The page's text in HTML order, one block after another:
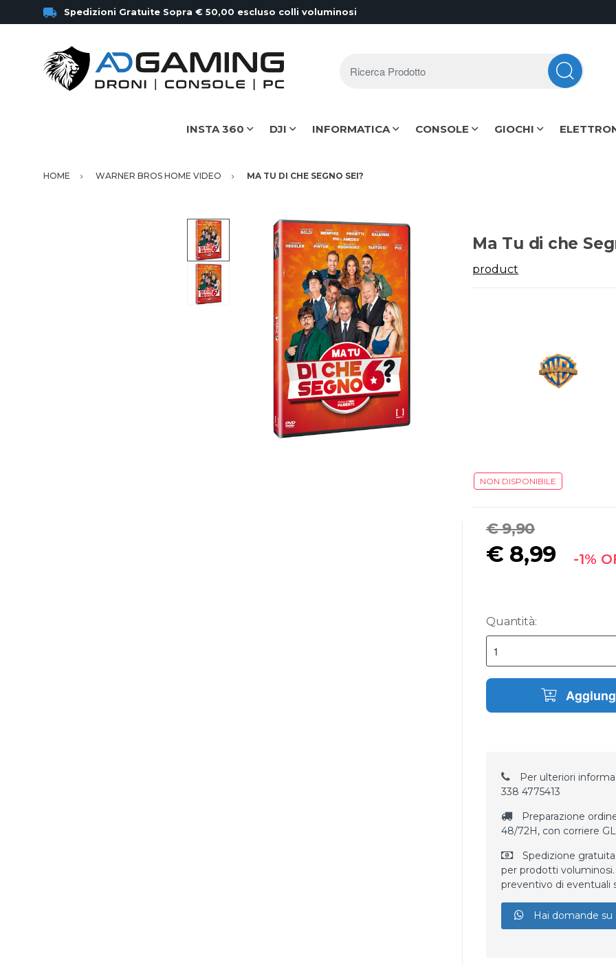
Spedizioni Gratuite Sopra € 50,00 escluso colli voluminosi
INSTA 360 DJI INFORMATICA CONSOLE GIOCHI
HOME WARNER BROS HOME VIDEO MA TU DI CHE SEGNO SEI?
Ma Tu di che
product
NON DISPONIBILE
€ 9,90
€ 8,99 -1%
Quantità:
Per ulteriori
338 4775413
Preparazione
48/72H, con corriere
Spedizione
per prodotti
preventivo di eventuali
Hai domande